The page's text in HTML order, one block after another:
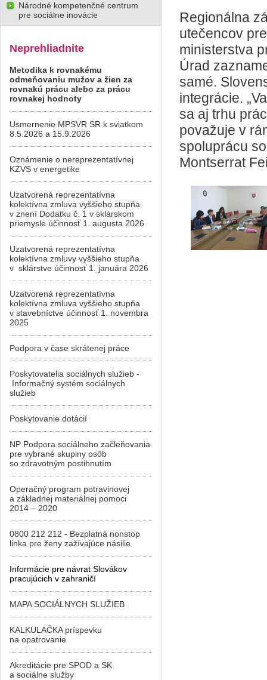
Regionálna
utečencov
ministerstva
Úrad
samé.
integrácie.
sa aj trhu
považuje v
spoluprácu
Montserrat
Národné kompetenčné centrum
pre sociálne inovácie
Neprehliadnite
Metodika k rovnakému
odmeňovaniu mužov a žien za
rovnakú prácu alebo za prácu
rovnakej hodnoty
Usmernenie MPSVR SR k sviatkom
8.5.2026 a 15.9.2026
Oznámenie o nereprezentatívnej
KZVS v energetike
Uzatvorená reprezentatívna
kolektívna zmluva vyššieho stupňa
v znení Dodatku č. 1 v sklárskom
priemysle účinnosť 1. augusta 2026
Uzatvorená reprezentatívna
kolektívna zmluvy vyššieho stupňa
v sklárstve účinnosť 1. januára 2026
Uzatvorená reprezentatívna
kolektívna zmluva vyššieho stupňa
v stavebníctve účinnosť 1. novembra
2025
Podpora v čase skrátenej práce
Poskytovatelia sociálnych služieb -
Informačný systém sociálnych
služieb
Poskytovanie dotácií
NP Podpora sociálneho začleňovania
pre vybrané skupiny osôb
so zdravotným postihnutím
Operačný program potravinovej
a základnej materiálnej pomoci
2014 – 2020
0800 212 212 - Bezplatná nonstop
linka pre ženy zažívajúce násilie
Informácie pre návrat Slovákov
pracujúcich v zahraničí
MAPA SOCIÁLNYCH SLUŽIEB
KALKULAČKA príspevku
na opatrovanie
Akreditácie pre SPOD a SK
a sociálne služby